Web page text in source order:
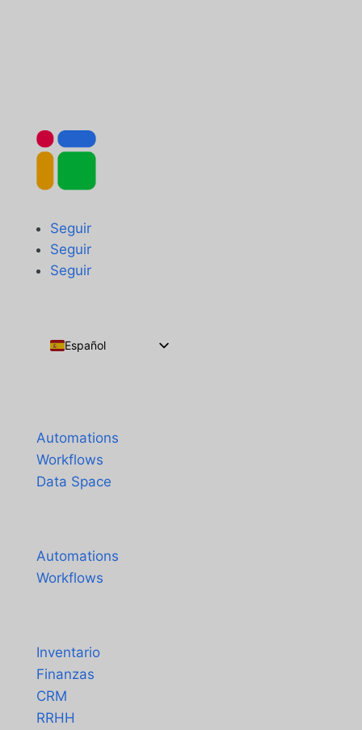
Seguir
Seguir
Seguir
Español
Automations
Workflows
Data Space
Automations
Workflows
Inventario
Finanzas
CRM
RRHH